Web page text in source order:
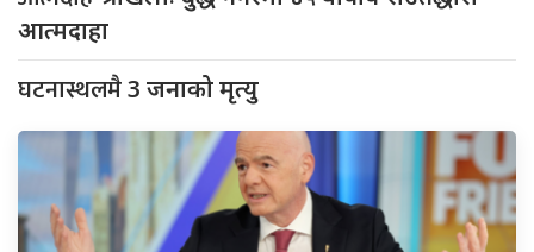
आत्मदाहा
घटनास्थलमै3 जनाको मृत्यु